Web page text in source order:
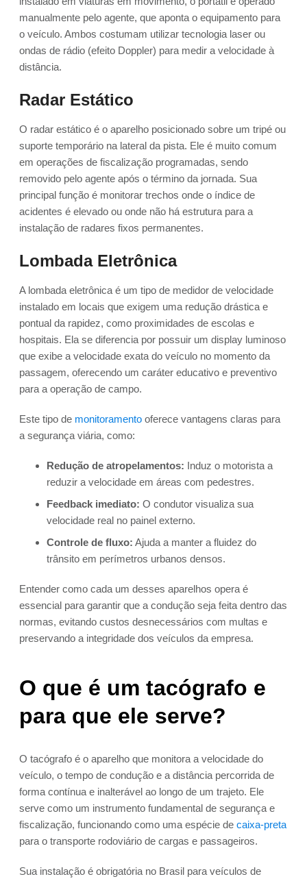
manualmente pelo agente, que aponta o equipamento para
o veículo. Ambos costumam utilizar tecnologia laser ou
ondas de rádio (efeito Doppler) para medir a velocidade à
distância.
Radar Estático
O radar estático é o aparelho posicionado sobre um tripé ou
suporte temporário na lateral da pista. Ele é muito comum
em operações de fiscalização programadas, sendo
removido pelo agente após o término da jornada. Sua
principal função é monitorar trechos onde o índice de
acidentes é elevado ou onde não há estrutura para a
instalação de radares fixos permanentes.
Lombada Eletrônica
A lombada eletrônica é um tipo de medidor de velocidade
instalado em locais que exigem uma redução drástica e
pontual da rapidez, como proximidades de escolas e
hospitais. Ela se diferencia por possuir um display luminoso
que exibe a velocidade exata do veículo no momento da
passagem, oferecendo um caráter educativo e preventivo
para a operação de campo.
Este tipo de monitoramento oferece vantagens claras para
a segurança viária, como:
Redução de atropelamentos: Induz o motorista a
reduzir a velocidade em áreas com pedestres.
Feedback imediato: O condutor visualiza sua
velocidade real no painel externo.
Controle de fluxo: Ajuda a manter a fluidez do
trânsito em perímetros urbanos densos.
Entender como cada um desses aparelhos opera é
essencial para garantir que a condução seja feita dentro das
normas, evitando custos desnecessários com multas e
preservando a integridade dos veículos da empresa.
O que é um tacógrafo e
para que ele serve?
O tacógrafo é o aparelho que monitora a velocidade do
veículo, o tempo de condução e a distância percorrida de
forma contínua e inalterável ao longo de um trajeto. Ele
serve como um instrumento fundamental de segurança e
fiscalização, funcionando como uma espécie de caixa-preta
para o transporte rodoviário de cargas e passageiros.
Sua instalação é obrigatória no Brasil para veículos de